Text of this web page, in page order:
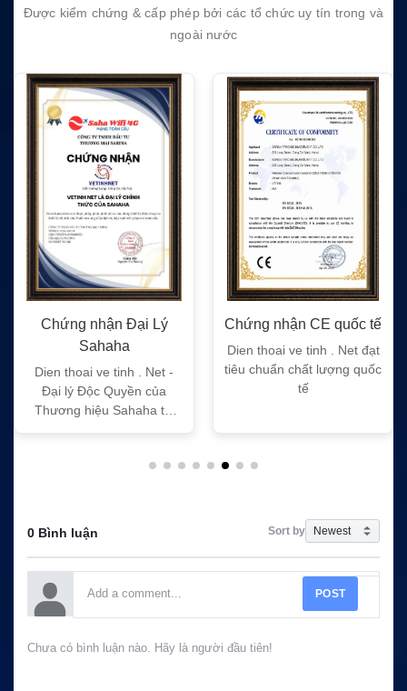
Được kiểm chứng & cấp phép bởi các tổ chức uy tín trong và
ngoài nước
Chứng nhận Đại Lý
Sahaha
Dien thoai ve tinh . Net -
Đại lý Độc Quyền của
Thương hiệu Sahaha tại
Chứng nhận CE quốc tế
Dien thoai ve tinh . Net đạt
tiêu chuẩn chất lượng quốc
tế
0 Bình luận Sort by
POST
Chưa có bình luận nào. Hãy là người đầu tiên!